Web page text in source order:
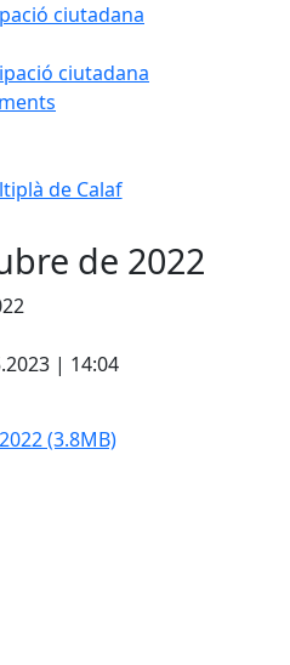
ciutadana
ciutadana
de Calaf
de 2022
| 14:04
(3.8MB)